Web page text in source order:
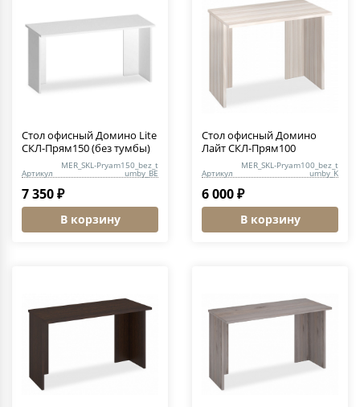
Стол офисный Домино Lite
СКЛ-Прям150 (без тумбы)
Артикул
MER_SKL-Pryam150_bez_t
umby_BE
7 350 ₽
В корзину
Стол офисный Домино
Лайт СКЛ-Прям100
Артикул
MER_SKL-Pryam100_bez_t
umby_K
6 000 ₽
В корзину